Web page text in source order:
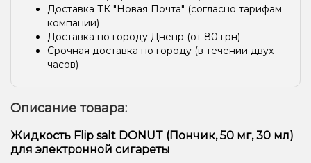
Доставка ТК "Новая Почта" (согласно тарифам
компании)
Доставка по городу Днепр (от 80 грн)
Срочная доставка по городу (в течении двух
часов)
Описание товара:
Жидкость Flip salt DONUT (Пончик, 50 мг, 30 мл)
для электронной сигареты